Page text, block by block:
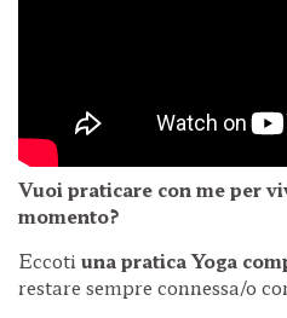
Vuoi praticare con me per
momento?
Eccoti una pratica Yoga
restare sempre connessa/o